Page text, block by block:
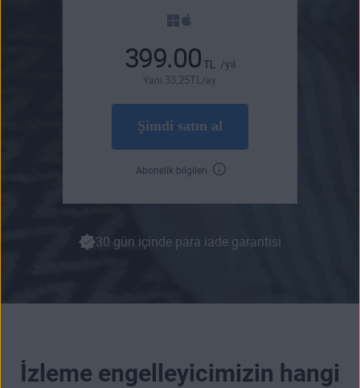
399.00TL /yıl
Yani 33 ,25TL /ay.
Şimdi satın al
Abonelik bilgileri
30 gün içinde para iade garantisi
İzleme engelleyicimizin hangi